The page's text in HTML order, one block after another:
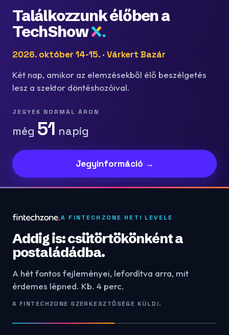
Találkozzunk élőben a
TechShow
2026. október 14-15. · Várkert Bazár
Két nap, amikor az elemzésekből élő beszélgetés
lesz a szektor döntéshozóival.
JEGYEK NORMÁL ÁRON
még 51 napig
Jegyinformáció →
A FINTECHZONE HETI LEVELE
Addig is: csütörtökönként a
postaládádba.
A hét fontos fejleményei, lefordítva arra, mit
érdemes lépned. Kb. 4 perc.
A FINTECHZONE SZERKESZTŐSÉGE KÜLDI.